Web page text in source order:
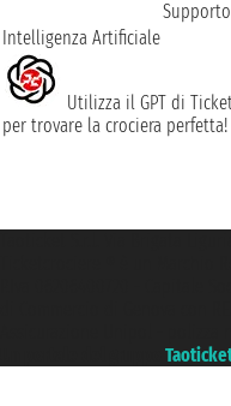
Intelligenza Artificiale
Utilizza il GPT di
per trovare la crociera perfetta!